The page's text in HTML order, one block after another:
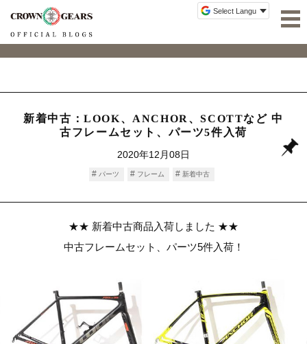
新着中古：LOOK、ANCHOR、SCOTTなど 中
古フレームセット、パーツ5件入荷
2020年12月08日
パーツ フレーム 新着中古
★★ 新着中古商品入荷しました ★★
中古フレームセット、パーツ5件入荷！